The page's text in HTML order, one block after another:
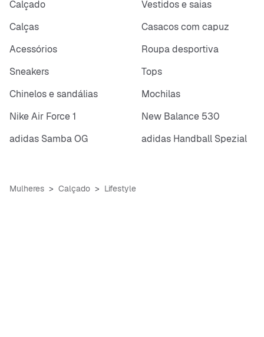
Calçado
Vestidos e saias
Calças
Casacos com capuz
Acessórios
Roupa desportiva
Sneakers
Tops
Chinelos e sandálias
Mochilas
Nike Air Force 1
New Balance 530
adidas Samba OG
adidas Handball Spezial
Mulheres Calçado Lifestyle